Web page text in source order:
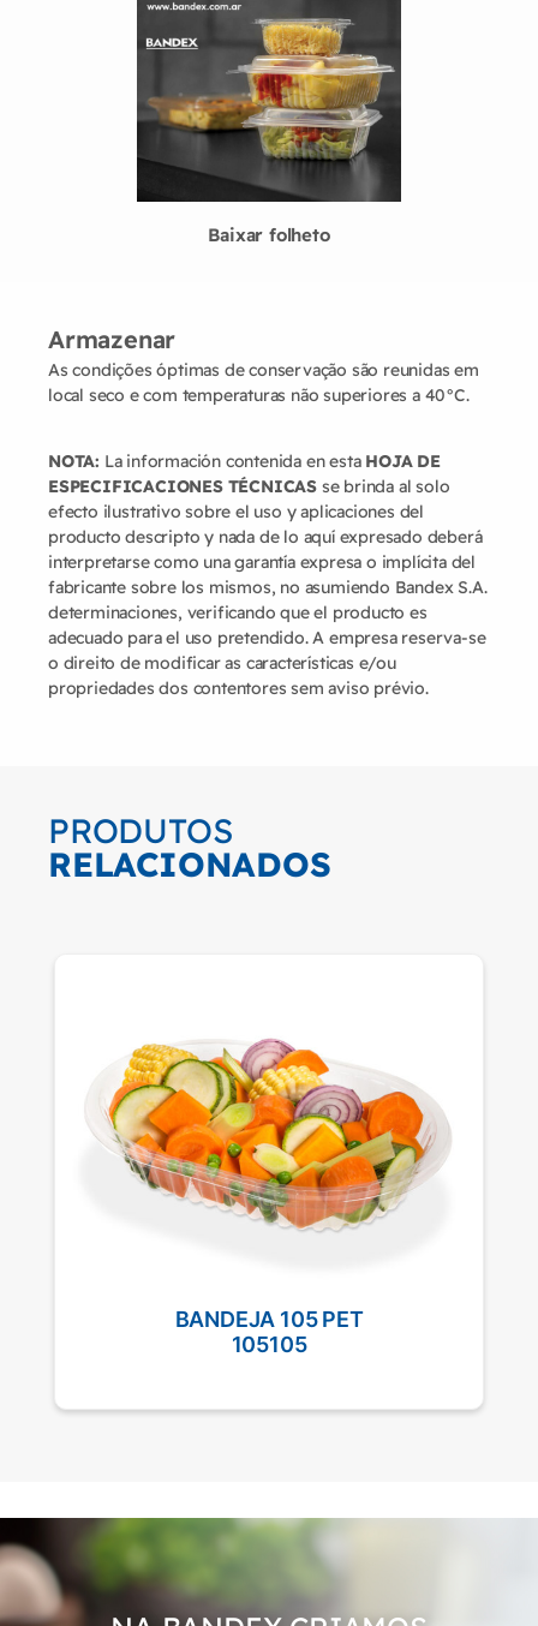
Baixar folheto
Armazenar
As condições óptimas de conservação são reunidas em
local seco e com temperaturas não superiores a 40°C.
NOTA: La información contenida en esta HOJA DE
ESPECIFICACIONES TÉCNICAS se brinda al solo
efecto ilustrativo sobre el uso y aplicaciones del
producto descripto y nada de lo aquí expresado deberá
interpretarse como una garantía expresa o implícita del
fabricante sobre los mismos, no asumiendo Bandex S.A.
determinaciones, verificando que el producto es
adecuado para el uso pretendido. A empresa reserva-se
o direito de modificar as características e/ou
propriedades dos contentores sem aviso prévio.
PRODUTOS
RELACIONADOS
BANDEJA 105 PET
105105